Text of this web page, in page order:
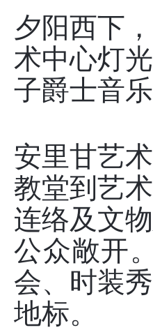
夕阳西下
术中心灯
子爵士音乐
安里甘艺
教堂到艺
连络及文
公众敞开
会、时装
地标。